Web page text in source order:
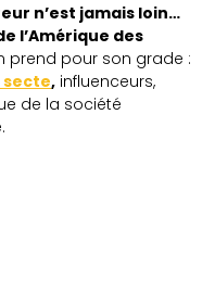
n’est jamais loin…
l’Amérique des
prend pour son grade :
secte, influenceurs,
de la société